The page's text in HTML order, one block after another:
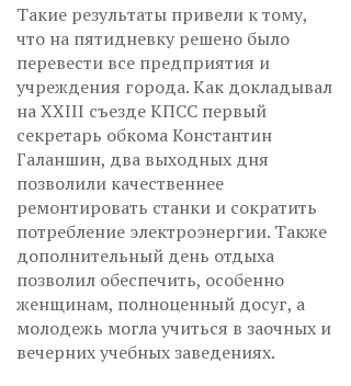
Такие результаты привели к тому,
что на пятидневку решено было
перевести все предприятия и
учреждения города. Как докладывал
на XXIII съезде КПСС первый
секретарь обкома Константин
Галаншин, два выходных дня
позволили качественнее
ремонтировать станки и сократить
потребление электроэнергии. Также
дополнительный день отдыха
позволил обеспечить, особенно
женщинам, полноценный досуг, а
молодежь могла учиться в заочных и
вечерних учебных заведениях.